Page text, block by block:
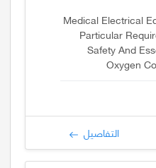
Medical Electrical
Particular
Safety And
Oxygen
التفاصيل